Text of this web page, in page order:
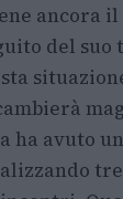
ancora
del
ha avuto